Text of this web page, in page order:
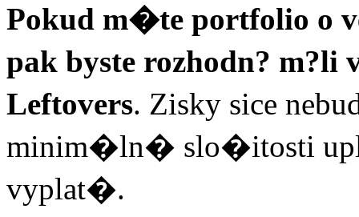
Pokud m�te portfolio o
pak byste rozhodn?
Leftovers. Zisky sice
minim�ln� slo�itosti
vyplat�.